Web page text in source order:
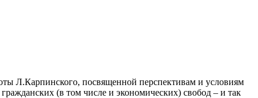
Л.Карпинского, посвященной перспективам и условиям
(в том числе и экономических) свобод – и так